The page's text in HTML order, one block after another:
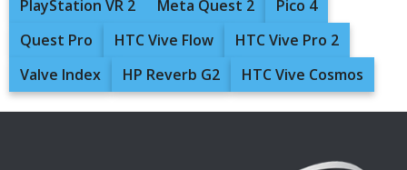
PlayStation VR 2
Meta Quest 2
Pico 4
Quest Pro
HTC Vive Flow
HTC Vive Pro 2
Valve Index
HP Reverb G2 HTC Vive Cosmos